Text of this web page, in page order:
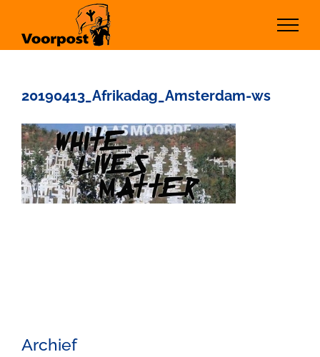
inhoud
20190413_Afrikadag_Amsterdam-ws
Archief